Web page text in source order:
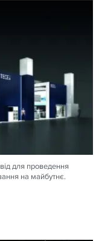
для проведення
на майбутнє.